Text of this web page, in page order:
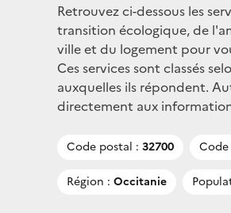
Retrouvez ci-dessous les
transition écologique, de
ville et du logement pour
Ces services sont classés
auxquelles ils répondent.
directement aux
Code postal : 32700 Code
Région : Occitanie